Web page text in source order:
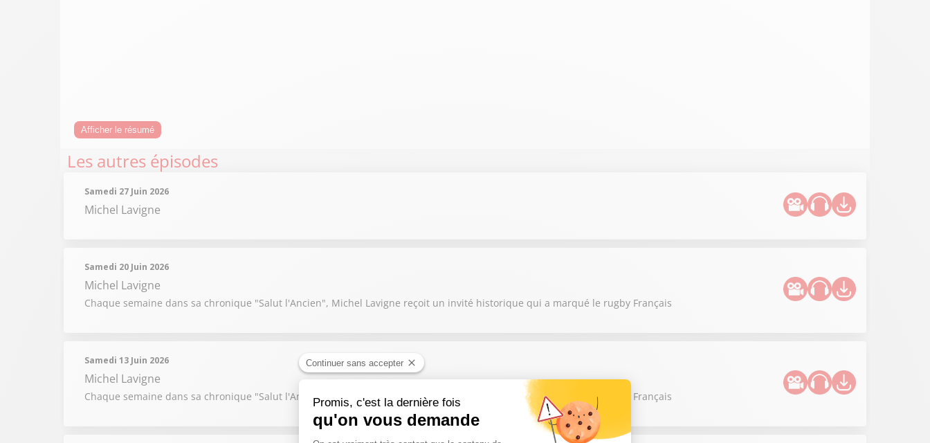
Afficher le résumé
Les autres épisodes
Samedi 27 Juin 2026
Michel Lavigne
Samedi 20 Juin 2026
Michel Lavigne
Chaque semaine dans sa chronique "Salut l'Ancien", Michel Lavigne reçoit un invité historique qui a marqué le rugby Français
Samedi 13 Juin 2026
Michel Lavigne
Chaque semaine dans sa chronique "Salut l'Ancien", Michel Lavigne reçoit un invité historique qui a marqué le rugby Français